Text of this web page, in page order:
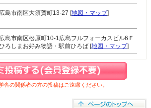
広島市南区大須賀町13-27 [地図・マップ]
広島市南区松原町10-1広島フルフォーカスビル6Ｆ
ろしまお好み物語・駅前ひろば [地図・マップ]
舎の関係者の方の投稿はご遠慮ください。